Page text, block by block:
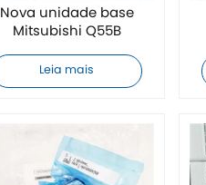
Nova unidade base
Mitsubishi Q55B
Leia mais